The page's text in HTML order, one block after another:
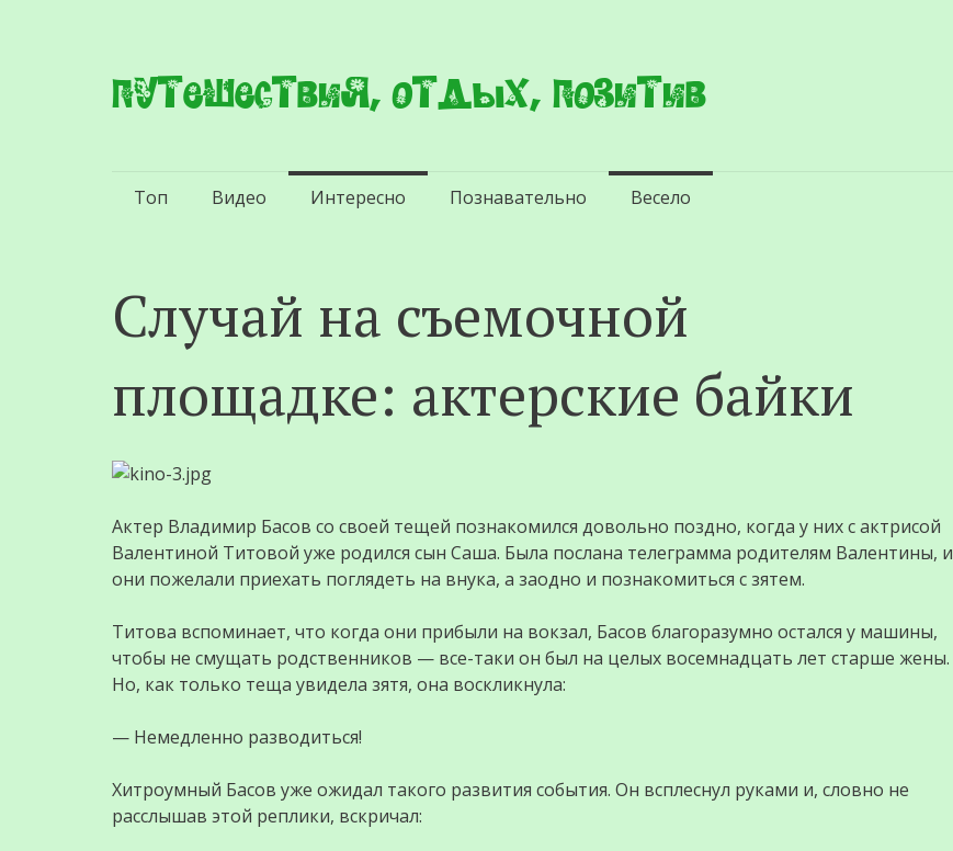
Путешествия, отдых, позитив
Перейти
Топ Видео Интересно Познавательно Весело
Случай на съемочной
площадке: актерские байки
Актер Владимир Басов со своей тещей познакомился довольно поздно, когда у них с актрисой
Валентиной Титовой уже родился сын Саша. Была послана телеграмма родителям Валентины, и
они пожелали приехать поглядеть на внука, а заодно и познакомиться с зятем.
Титова вспоминает, что когда они прибыли на вокзал, Басов благоразумно остался у машины,
чтобы не смущать родственников — все-таки он был на целых восемнадцать лет старше жены.
Но, как только теща увидела зятя, она воскликнула:
— Немедленно разводиться!
Хитроумный Басов уже ожидал такого развития события. Он всплеснул руками и, словно не
расслышав этой реплики, вскричал: